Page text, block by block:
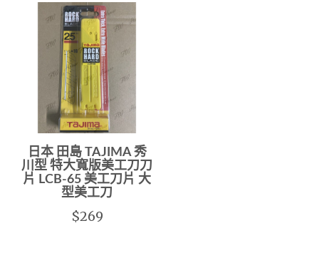
日本 田島 TAJIMA 秀
川型 特大寬版美工刀刀
片 LCB-65 美工刀片 大
型美工刀
$269